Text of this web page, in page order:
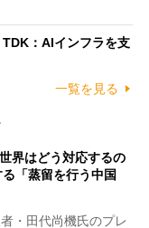
TDK：AIインフラを支
一覧を見る
界はどう対応するの
「蒸留を行う中国
・田代尚機氏のプレ